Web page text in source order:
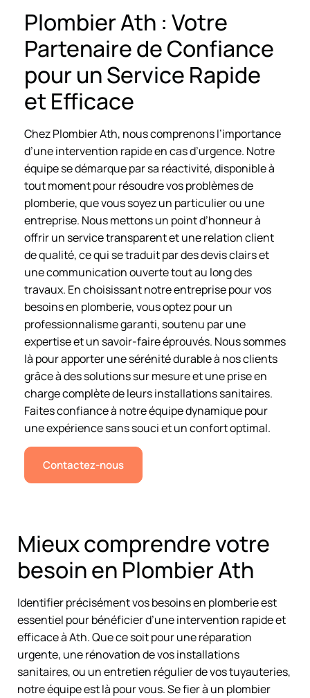
Plombier Ath : Votre
Partenaire de Confiance
pour un Service Rapide
et Efficace
Chez Plombier Ath, nous comprenons l’importance
d’une intervention rapide en cas d’urgence. Notre
équipe se démarque par sa réactivité, disponible à
tout moment pour résoudre vos problèmes de
plomberie, que vous soyez un particulier ou une
entreprise. Nous mettons un point d’honneur à
offrir un service transparent et une relation client
de qualité, ce qui se traduit par des devis clairs et
une communication ouverte tout au long des
travaux. En choisissant notre entreprise pour vos
besoins en plomberie, vous optez pour un
professionnalisme garanti, soutenu par une
expertise et un savoir-faire éprouvés. Nous sommes
là pour apporter une sérénité durable à nos clients
grâce à des solutions sur mesure et une prise en
charge complète de leurs installations sanitaires.
Faites confiance à notre équipe dynamique pour
une expérience sans souci et un confort optimal.
Contactez-nous
Mieux comprendre votre
besoin en Plombier Ath
Identifier précisément vos besoins en plomberie est
essentiel pour bénéficier d’une intervention rapide et
efficace à Ath. Que ce soit pour une réparation
urgente, une rénovation de vos installations
sanitaires, ou un entretien régulier de vos tuyauteries,
notre équipe est là pour vous. Se fier à un plombier